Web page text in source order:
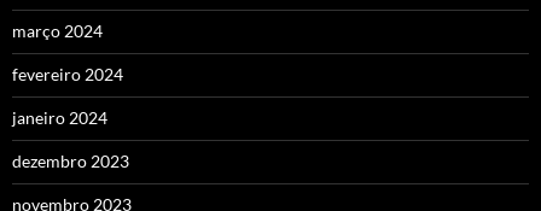
março 2024
fevereiro 2024
janeiro 2024
dezembro 2023
novembro 2023